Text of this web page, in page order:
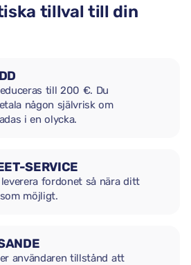
tillval till din
till 200 €. Du
någon självrisk om
i en olycka.
SERVICE
fordonet så nära ditt
möjligt.
användaren tillstånd att